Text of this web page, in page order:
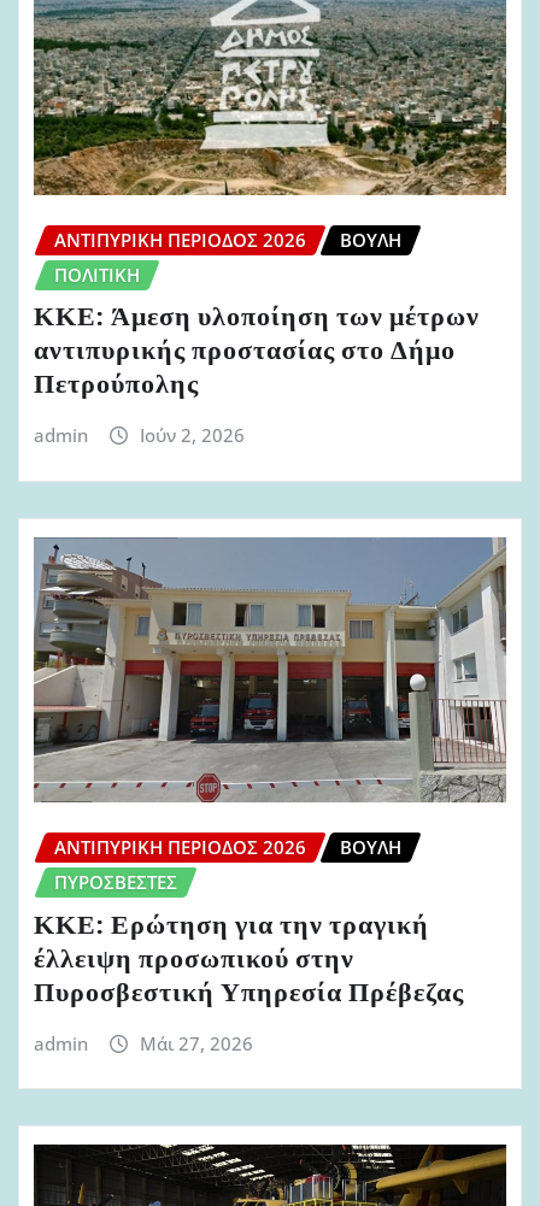
ΑΝΤΙΠΥΡΙΚΉ ΠΕΡΊΟΔΟΣ 2026
ΒΟΥΛΉ
ΠΟΛΙΤΙΚΉ
ΚΚΕ: Άμεση υλοποίηση των μέτρων
αντιπυρικής προστασίας στο Δήμο
Πετρούπολης
admin Ιούν 2, 2026
ΑΝΤΙΠΥΡΙΚΉ ΠΕΡΊΟΔΟΣ 2026
ΒΟΥΛΉ
ΠΥΡΟΣΒΈΣΤΕΣ
ΚΚΕ: Ερώτηση για την τραγική
έλλειψη προσωπικού στην
Πυροσβεστική Υπηρεσία Πρέβεζας
admin Μάι 27, 2026